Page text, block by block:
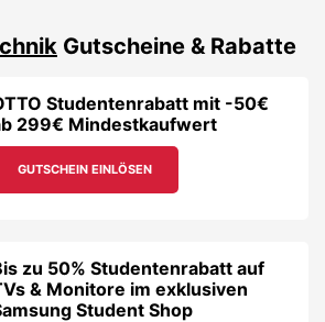
Gutscheine & Rabatte
Studentenrabatt mit -50€
299€ Mindestkaufwert
GUTSCHEIN EINLÖSEN
zu 50% Studentenrabatt auf
& Monitore im exklusiven
Student Shop